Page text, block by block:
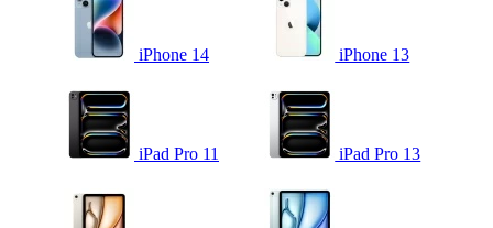
iPhone 14 iPhone 13
iPad Pro 11 iPad Pro 13